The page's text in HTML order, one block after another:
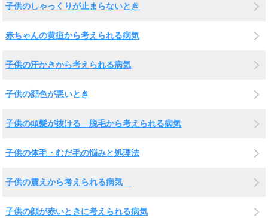
子供のしゃっくりが止まらないとき
赤ちゃんの黄疸から考えられる病気
子供の汗かきから考えられる病気
子供の顔色が悪いとき
子供の頭髪が抜ける 脱毛から考えられる病気
子供の体毛・むだ毛の悩みと処理法
子供の震えから考えられる病気
子供の顔が赤いときに考えられる病気